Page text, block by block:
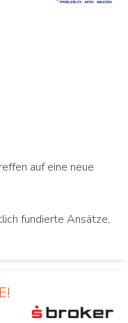
auf eine neue
fundierte Ansätze,